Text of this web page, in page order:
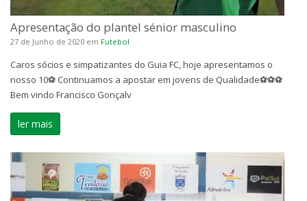
Apresentação do plantel sénior masculino
27 de Junho de 2020 em Futebol
Caros sócios e simpatizantes do Guia FC, hoje apresentamos o
nosso 10⚽️ Continuamos a apostar em jovens de Qualidade⚽️⚽️⚽️
Bem vindo Francisco Gonçalv
ler mais